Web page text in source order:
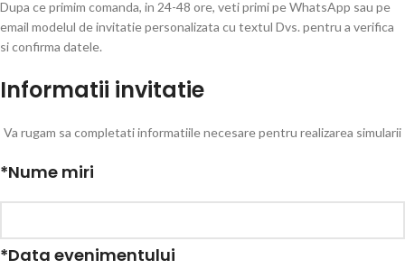
Dupa ce primim comanda, in 24-48 ore, veti primi pe WhatsApp sau pe
email modelul de invitatie personalizata cu textul Dvs. pentru a verifica
si confirma datele.
Informatii invitatie
Va rugam sa completati informatiile necesare pentru realizarea simularii
*Nume miri
*Data evenimentului